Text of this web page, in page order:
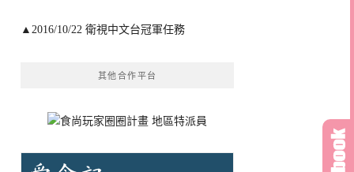
▲2016/10/22 衛視中文台冠軍任務
其他合作平台